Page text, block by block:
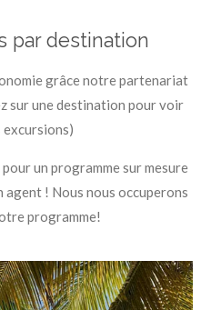
par destination
grâce notre partenariat
sur une destination pour voir
un programme sur mesure
! Nous nous occuperons
programme!